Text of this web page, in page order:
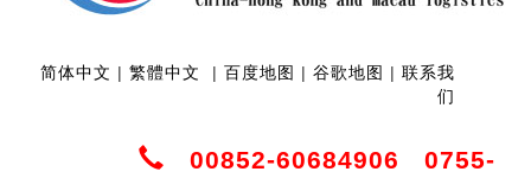
简体中文 | 繁體中文 | 百度地图 | 谷歌地图 | 联系我
们
00852-60684906 0755-